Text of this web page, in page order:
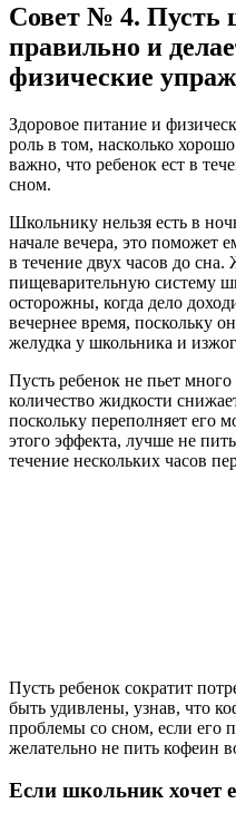
Совет № 4. Пусть
правильно и
физические
Здоровое питание и
роль в том, насколько
важно, что ребенок ест в
сном.
Школьнику нельзя есть в
начале вечера, это поможет
в течение двух часов до
пищеварительную систему
осторожны, когда дело
вечернее время, поскольку
желудка у школьника и
Пусть ребенок не пьет
количество жидкости
поскольку переполняет его
этого эффекта, лучше не
течение нескольких часов
Пусть ребенок сократит
быть удивлены, узнав, что
проблемы со сном, если его
желательно не пить кофеин
Если школьник хочет